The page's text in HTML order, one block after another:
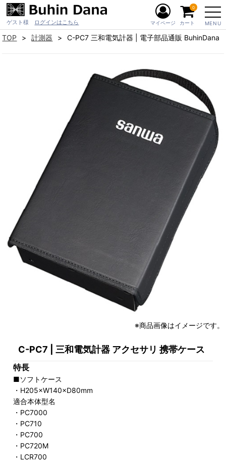
ゲスト様 ログインはこちら MENU
マイページ カート
0
TOP 計測器 C-PC7 三和電気計器 | 電子部品通販 BuhinDana
※商品画像はイメージです。
C-PC7 | 三和電気計器 アクセサリ 携帯ケース
特長
■ソフトケース
・H205×W140×D80mm
適合本体型名
・PC7000
・PC710
・PC700
・PC720M
・LCR700